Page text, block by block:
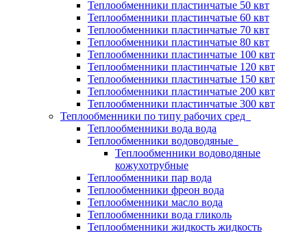
Теплообменники пластинчатые 50 квт
Теплообменники пластинчатые 60 квт
Теплообменники пластинчатые 70 квт
Теплообменники пластинчатые 80 квт
Теплообменники пластинчатые 100 квт
Теплообменники пластинчатые 120 квт
Теплообменники пластинчатые 150 квт
Теплообменники пластинчатые 200 квт
Теплообменники пластинчатые 300 квт
Теплообменники по типу рабочих сред
Теплообменники вода вода
Теплообменники водоводяные
Теплообменники водоводяные
кожухотрубные
Теплообменники пар вода
Теплообменники фреон вода
Теплообменники масло вода
Теплообменники вода гликоль
Теплообменники жидкость жидкость